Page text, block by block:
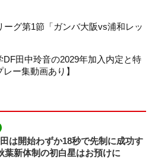
n
e
ーグ第1節「ガンバ大阪vs浦和レッ
田中玲音の2029年加入内定と特
ー集動画あり】
は開始わずか18秒で先制に成功す
新体制の初白星はお預けに